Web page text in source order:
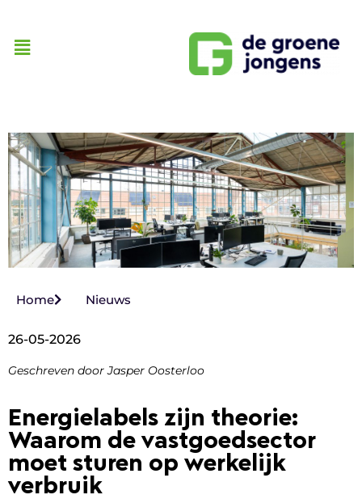
Home Nieuws
26-05-2026
Geschreven door Jasper Oosterloo
Energielabels zijn theorie:
Waarom de vastgoedsector
moet sturen op werkelijk
verbruik